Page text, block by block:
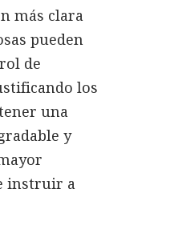
más clara
pueden
de
los
una
y
instruir a